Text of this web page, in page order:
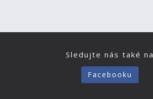
Sledujte nás také na
Facebooku